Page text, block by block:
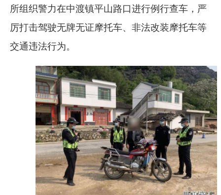
所组织警力在中渡镇平山路口进行例行查车，严
厉打击驾驶无牌无证摩托车、非法改装摩托车等
交通违法行为。